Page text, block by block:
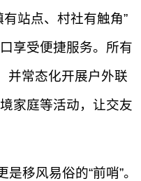
站点、村社有触角”
享受便捷服务。所有
并常态化开展户外联
家庭等活动，让交友
移风易俗的“前哨”。